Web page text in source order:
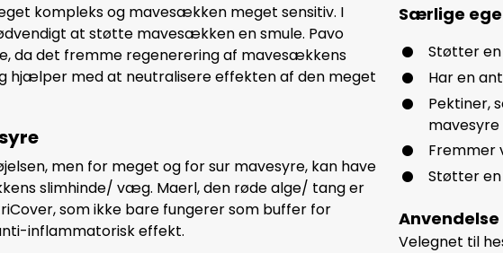
kompleks og mavesækken meget sensitiv. I
at støtte mavesækken en smule. Pavo
da det fremme regenerering af mavesækkens
hjælper med at neutralisere effekten af den meget
men for meget og for sur mavesyre, kan have
slimhinde/ væg. Maerl, den røde alge/ tang er
som ikke bare fungerer som buffer for
inflammatorisk effekt.
Særlige
Støtter
Har en
Pektiner,
mavesyre
Fremmer
Støtter
Anvendelse
Velegnet til